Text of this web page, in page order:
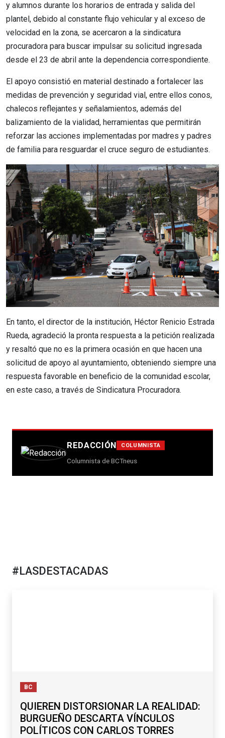
y alumnos durante los horarios de entrada y salida del
plantel, debido al constante flujo vehicular y al exceso de
velocidad en la zona, se acercaron a la sindicatura
procuradora para buscar impulsar su solicitud ingresada
desde el 23 de abril ante la dependencia correspondiente.
El apoyo consistió en material destinado a fortalecer las
medidas de prevención y seguridad vial, entre ellos conos,
chalecos reflejantes y señalamientos, además del
balizamiento de la vialidad, herramientas que permitirán
reforzar las acciones implementadas por madres y padres
de familia para resguardar el cruce seguro de estudiantes.
En tanto, el director de la institución, Héctor Renicio Estrada
Rueda, agradeció la pronta respuesta a la petición realizada
y resaltó que no es la primera ocasión en que hacen una
solicitud de apoyo al ayuntamiento, obteniendo siempre una
respuesta favorable en beneficio de la comunidad escolar,
en este caso, a través de Sindicatura Procuradora.
REDACCIÓN COLUMNISTA
Columnista de BCTneus
#LASDESTACADAS
BC
QUIEREN DISTORSIONAR LA REALIDAD:
BURGUEÑO DESCARTA VÍNCULOS
POLÍTICOS CON CARLOS TORRES